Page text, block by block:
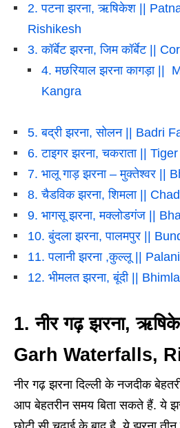
2. पटना झरना, ऋषिकेश ||
Rishikesh
3. कॉर्बेट झरना, जिम कॉर्बेट ||
4. मछरियाल झरना कागड़ा ||
Kangra
5. बद्री झरना, सोलन || Badri
6. टाइगर झरना, चकराता ||
7. भालू गाड़ झरना – मुक्तेश्वर ||
8. चैडविक झरना, शिमला ||
9. भागसू झरना, मक्लोडगंज ||
10. बुंदला झरना, पालमपुर ||
11. पलानी झरना ,कुल्लू ||
12. भीमलत झरना, बूंदी ||
1. नीर गढ़ झरना,
Garh Waterfalls,
नीर गढ़ झरना दिल्ली के नजदीक
आप बेहतरीन समय बिता सकते हैं. ये